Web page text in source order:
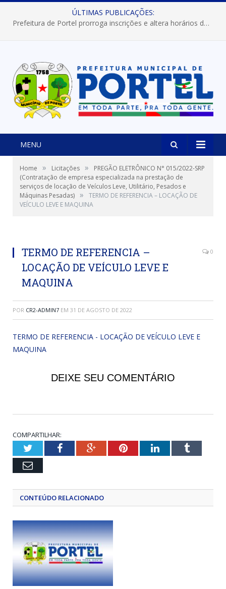
ÚLTIMAS PUBLICAÇÕES:
Prefeitura de Portel prorroga inscrições e altera horários dos concursos “Musa” e “Miss Mix Verão 2026”
MENU
Home » Licitações »
PREGÃO ELETRÔNICO N° 015/2022-SRP
(Contratação de empresa especializada na prestação de
serviços de locação de Veículos Leve, Utilitário, Pesados e
Máquinas Pesadas) »
TERMO DE REFERENCIA – LOCAÇÃO DE
VEÍCULO LEVE E MAQUINA
TERMO DE REFERENCIA –
LOCAÇÃO DE VEÍCULO LEVE E
MAQUINA
0
POR CR2-ADMIN7 EM 31 DE AGOSTO DE 2022
TERMO DE REFERENCIA - LOCAÇÃO DE VEÍCULO LEVE E
MAQUINA
DEIXE SEU COMENTÁRIO
COMPARTILHAR:
TwitterFacebookGoogle+PinterestLinkedInTumblr
Email
CONTEÚDO RELACIONADO